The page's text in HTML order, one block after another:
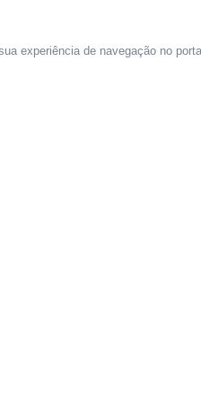
experiência de navegação no